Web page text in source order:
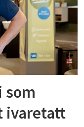
som
ivaretatt